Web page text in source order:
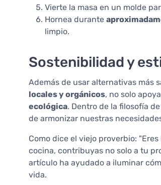
Vierte la masa en un molde
Hornea durante
limpio.
Sostenibilidad y
Además de usar alternativas más
locales y orgánicos, no solo
ecológica. Dentro de la filosofía
de armonizar nuestras
Como dice el viejo proverbio:
cocina, contribuyas no solo a tu
artículo ha ayudado a iluminar
vida.